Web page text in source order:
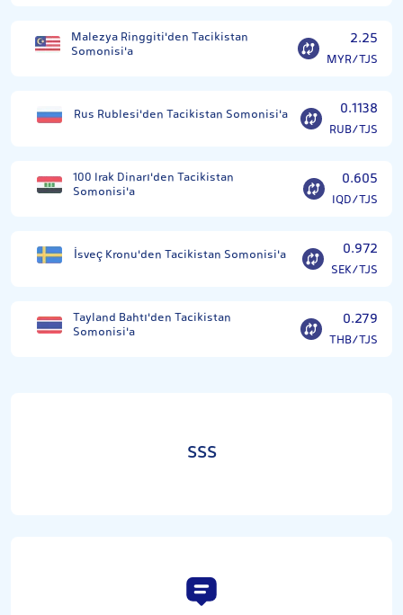
Malezya Ringgiti'den Tacikistan
Somonisi'a
2.25
MYR/TJS
Rus Rublesi'den Tacikistan Somonisi'a 0.1138
RUB/TJS
100 Irak Dinarı'den Tacikistan
Somonisi'a
0.605
IQD/TJS
İsveç Kronu'den Tacikistan Somonisi'a 0.972
SEK/TJS
Tayland Bahtı'den Tacikistan
Somonisi'a
0.279
THB/TJS
SSS